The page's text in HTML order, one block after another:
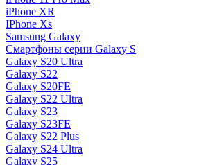
iPhone XR
IPhone Xs
Samsung Galaxy
Смартфоны серии Galaxy S
Galaxy S20 Ultra
Galaxy S22
Galaxy S20FE
Galaxy S22 Ultra
Galaxy S23
Galaxy S23FE
Galaxy S22 Plus
Galaxy S24 Ultra
Galaxy S25